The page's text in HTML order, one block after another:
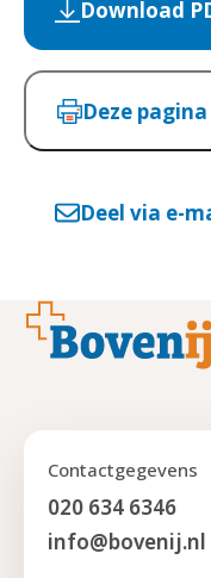
Download
Deze
Deel via e-
Footer
Contactgegevens
020 634 6346
info@bovenij.nl